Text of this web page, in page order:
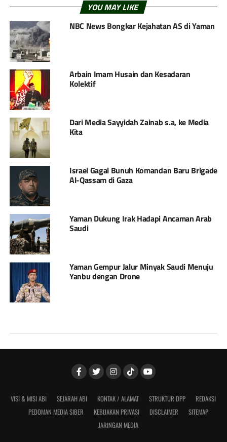
YOU MAY LIKE
NBC News Bongkar Kejahatan AS di Yaman
Arbain Imam Husain dan Kesadaran
Kolektif
Dari Media Sayyidah Zainab s.a, ke Media
Kita
Israel Gagal Bunuh Komandan Baru Brigade
Al-Qassam di Gaza
Yaman Dukung Irak Hadapi Ancaman Arab
Saudi
Yaman Gempur Jalur Minyak Saudi Menuju
Yanbu dengan Drone
VISI & MISI ABI SEJARAH ABI KONTAK / ALAMAT STRUKTUR DPP
REDAKSI
PEDOMAN MEDIA SIBER
KEBIJAKAN PRIVASI DISCLAIMER
SITEMAP
JARINGAN MEDIA